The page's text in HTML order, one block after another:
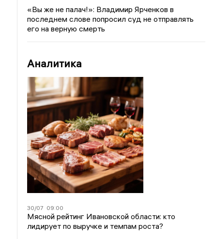
«Вы же не палач!»: Владимир Ярченков в
последнем слове попросил суд не отправлять
его на верную смерть
Аналитика
30/07 09:00
Мясной рейтинг Ивановской области: кто
лидирует по выручке и темпам роста?